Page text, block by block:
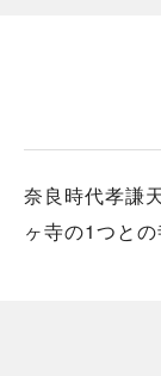
奈良時代孝謙
ヶ寺の1つとの